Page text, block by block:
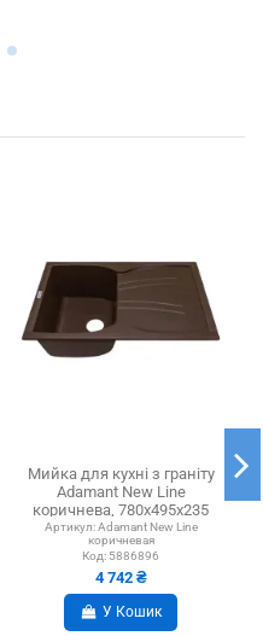
Мийка для кухні з граніту
Adamant New Line
коричнева, 780х495х235
мм
Артикул: Adamant New Line
коричневая
Код: 5886896
4 742 ₴
У Кошик